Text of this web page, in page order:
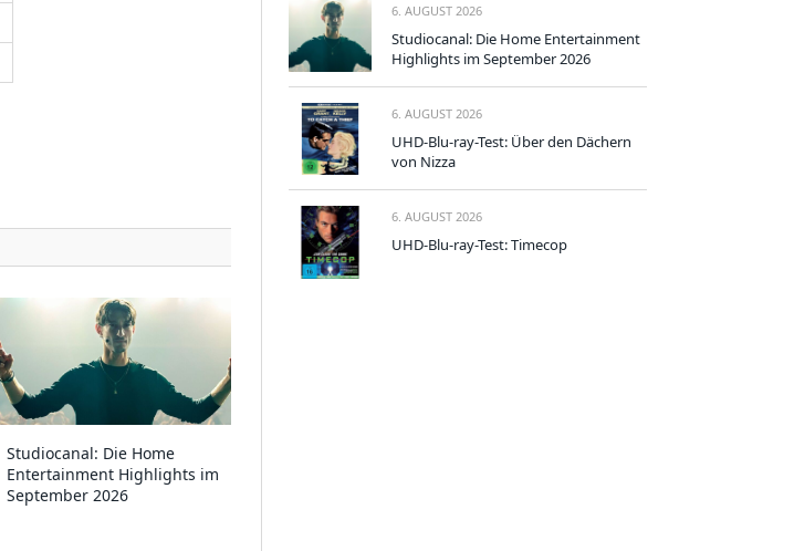
Studiocanal: Die Home
Entertainment Highlights im
September 2026
6. AUGUST 2026
Studiocanal: Die Home Entertainment
Highlights im September 2026
6. AUGUST 2026
UHD-Blu-ray-Test: Über den Dächern
von Nizza
6. AUGUST 2026
UHD-Blu-ray-Test: Timecop